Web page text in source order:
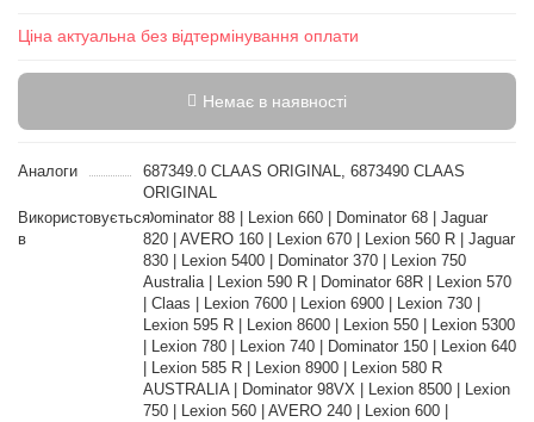
Ціна актуальна без відтермінування оплати
Немає в наявності
Аналоги
687349.0 CLAAS ORIGINAL, 6873490 CLAAS
ORIGINAL
Використовується
в
Dominator 88 | Lexion 660 | Dominator 68 | Jaguar
820 | AVERO 160 | Lexion 670 | Lexion 560 R | Jaguar
830 | Lexion 5400 | Dominator 370 | Lexion 750
Australia | Lexion 590 R | Dominator 68R | Lexion 570
| Claas | Lexion 7600 | Lexion 6900 | Lexion 730 |
Lexion 595 R | Lexion 8600 | Lexion 550 | Lexion 5300
| Lexion 780 | Lexion 740 | Dominator 150 | Lexion 640
| Lexion 585 R | Lexion 8900 | Lexion 580 R
AUSTRALIA | Dominator 98VX | Lexion 8500 | Lexion
750 | Lexion 560 | AVERO 240 | Lexion 600 |